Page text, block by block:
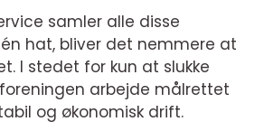
samler alle disse
hat, bliver det nemmere at
I stedet for kun at slukke
arbejde målrettet
og økonomisk drift.